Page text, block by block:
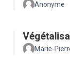
Anonyme
Marie-